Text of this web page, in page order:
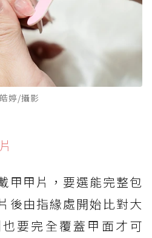
婷/攝影
甲甲片，要選能完整包
後由指緣處開始比對大
要完全覆蓋甲面才可